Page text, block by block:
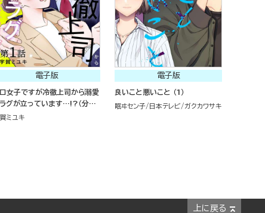
電子版
女子ですが冷徹上司から溺愛
グが立っています…!?（分冊
ミユキ
電子版
良いこと悪いこと （1）
眠ヰセン子 日本テレビ ガクカワサキ
上に戻る